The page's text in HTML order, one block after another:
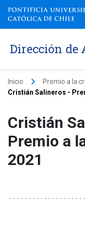
Dirección de
Inicio keyboard_arrow_right Premio a la
Cristián Salineros -
Cristián
Premio a
2021